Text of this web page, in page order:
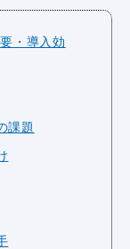
・導入効
課題